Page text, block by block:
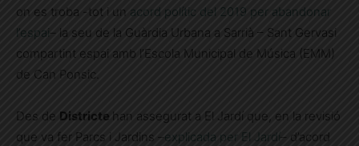
on es troba -tot i un acord polític del 2019 per abandonar
l’espai– la seu de la Guàrdia Urbana a Sarrià – Sant Gervasi
compartint espai amb l’Escola Municipal de Música (EMM)
de Can Ponsic.
Des de Districte han assegurat a El Jardí que, en la revisió
que va fer Parcs i Jardins – explicada per El Jardí– d’acord